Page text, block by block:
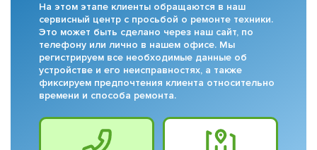
На этом этапе клиенты обращаются в наш
сервисный центр с просьбой о ремонте техники.
Это может быть сделано через наш сайт, по
телефону или лично в нашем офисе. Мы
регистрируем все необходимые данные об
устройстве и его неисправностях, а также
фиксируем предпочтения клиента относительно
времени и способа ремонта.